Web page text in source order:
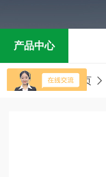
产品中心
当前位置：首页